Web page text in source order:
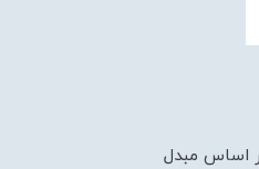
اساس مبدل